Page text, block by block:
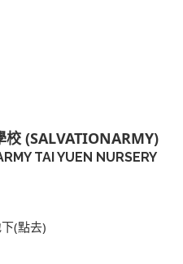
校 (SALVATIONARMY)
TAI YUEN NURSERY
(點去)